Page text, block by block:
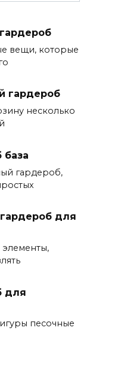
вещи, которые
гардероб
несколько
база
гардероб,
для
для
песочные